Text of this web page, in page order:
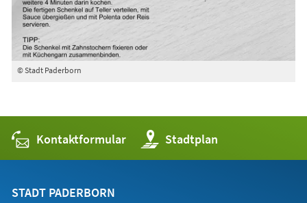
© Stadt Paderborn
Kontaktformular Stadtplan
(Öffnet
in
einem
STADT PADERBORN